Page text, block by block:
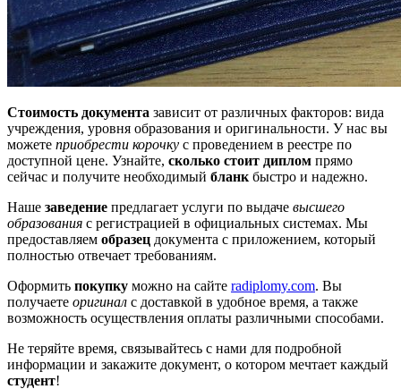
Стоимость документа зависит от различных факторов: вида
учреждения, уровня образования и оригинальности. У нас вы
можете приобрести корочку с проведением в реестре по
доступной цене. Узнайте, сколько стоит диплом прямо
сейчас и получите необходимый бланк быстро и надежно.
Наше заведение предлагает услуги по выдаче высшего
образования с регистрацией в официальных системах. Мы
предоставляем образец документа с приложением, который
полностью отвечает требованиям.
Оформить покупку можно на сайте radiplomy.com. Вы
получаете оригинал с доставкой в удобное время, а также
возможность осуществления оплаты различными способами.
Не теряйте время, связывайтесь с нами для подробной
информации и закажите документ, о котором мечтает каждый
студент!